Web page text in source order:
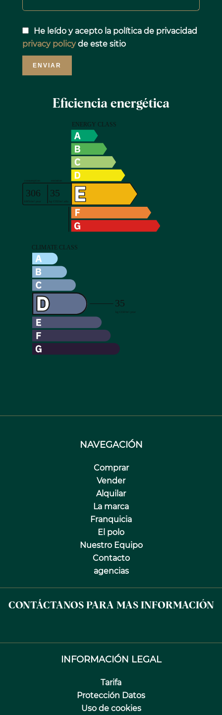
He leído y acepto la política de privacidad
privacy policyde este sitio
ENVIAR
Eficiencia energética
NAVEGACIÓN
Comprar
Vender
Alquilar
La marca
Franquicia
El polo
Nuestro Equipo
Contacto
agencias
CONTÁCTANOS PARA MAS INFORMACIÓN
INFORMACIÓN LEGAL
Tarifa
Protección Datos
Uso de cookies